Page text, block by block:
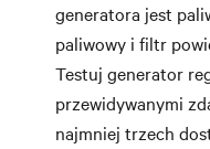
generatora jest
paliwowy i filtr
Testuj generator
przewidywanymi
najmniej trzech